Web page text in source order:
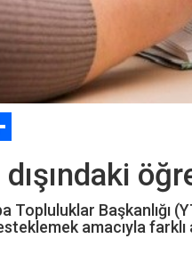
Topluluklar Başkanlığı
amacıyla